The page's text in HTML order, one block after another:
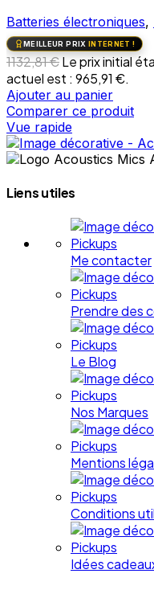
Batteries électroniques,
MEILLEUR PRIX INTERNET !
1132,81€Le prix initial
actuel est : 965,91 €.
Ajouter au panier
Comparer ce produit
Vue rapide
Liens utiles
Me contacter
Prendre des
Le Blog
Nos Marques
Mentions
Conditions
Idées